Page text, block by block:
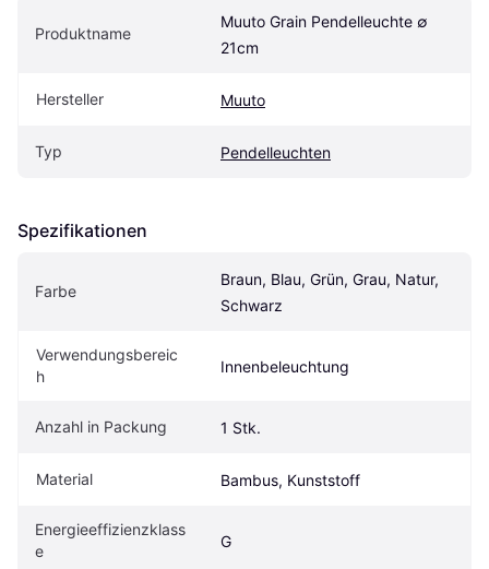
Produktname
Muuto Grain Pendelleuchte ∅
21cm
Hersteller Muuto
Typ Pendelleuchten
Spezifikationen
Farbe
Braun, Blau, Grün, Grau, Natur,
Schwarz
Verwendungsbereic
h
Innenbeleuchtung
Anzahl in Packung 1 Stk.
Material Bambus, Kunststoff
Energieeffizienzklass
e
G